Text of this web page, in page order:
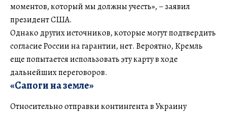
моментов, который мы должны учесть», – заявил
президент США.
Однако других источников, которые могут подтвердить
согласие России на гарантии, нет. Вероятно, Кремль
еще попытается использовать эту карту в ходе
дальнейших переговоров.
«Сапоги на земле»
Относительно отправки контингента в Украину